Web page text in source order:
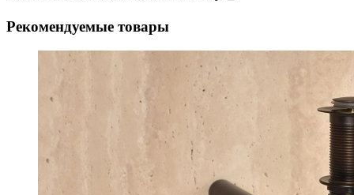
Рекомендуемые товары